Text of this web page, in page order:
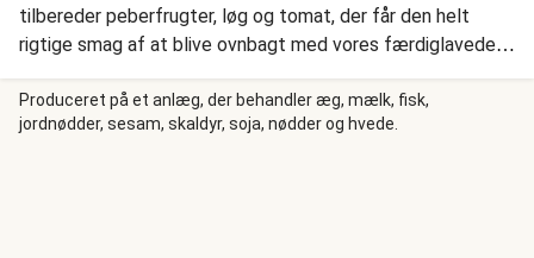
tilbereder peberfrugter, løg og tomat, der får den helt
rigtige smag af at blive ovnbagt med vores færdiglavede
krydderiblanding, Middelhavsdrøm. Vi blander grøntsagerne
med bulgur, og serverer dem med sprødstegt kylling og
cremet citronyoghurt.
Produceret på et anlæg, der behandler æg, mælk, fisk,
jordnødder, sesam, skaldyr, soja, nødder og hvede.